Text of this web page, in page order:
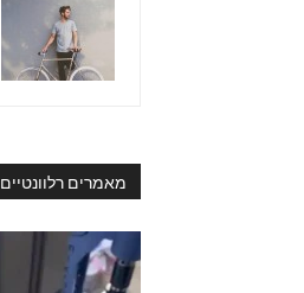
מאמרים רלוונטיים